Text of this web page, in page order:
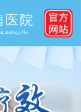
医院
Ho